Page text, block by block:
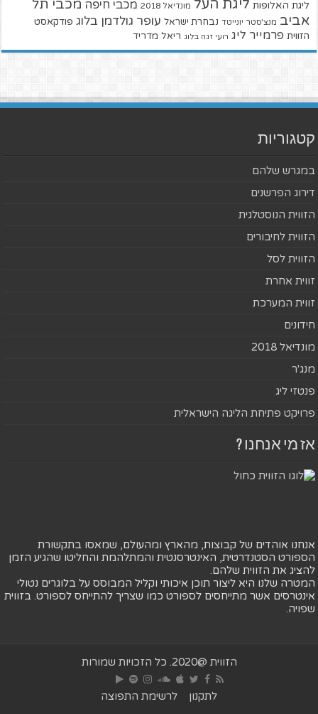
ליגת האלופות ליגת העל מונדיאל 2018 מכבי חיפה מכבי תל
אביב מנצ'סטר יונייטד נבחרת ישראל עופר גולדמן בלוג פודקאסט
הזווית פרמייר ליג רועי זגה בלוג ריאל מדריד
קטגוריות
במגרש שלהם
דירוג הפרשנים
הזווית הנוסטלגית
הזווית לחיבורים
הזווית לסל
זווית אחרת
זווית המערכת
חידונים
מונדיאל 2018
מנג'ר
פנטזי ליג
פרויקט פתיחת הליגה הישראלית
אז מי אנחנו ?
אנחנו אוהדים של קבוצות, מהארץ ומהעולם, שמאסו בתקשורת
הספורט הסטנדרטית, האינטרסנטית והמתלהמת והחליטו שהגיע הזמן
להציג את הזווית שלהם.
המטרה שלנו היא ליצור תוכן איכותי וקליל המבוסס על בלוגרים נטולי
אינטרסים אשר מתייחסים לספורט כמו שצריך להתייחס לספורט. בזווית
שפויה.
הזווית @2020. כל הזכויות שמורות
לתקנון לרשימת התפוצה